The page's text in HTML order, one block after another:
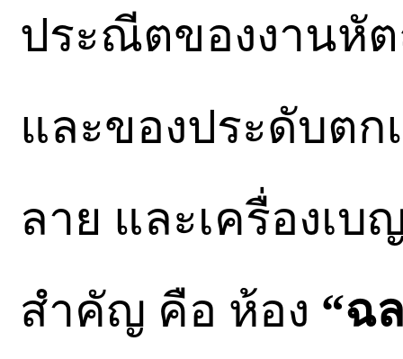
ประณีตของงานหัต
และของประดับตก
ลาย และเครื่องเ
สำคัญ คือ ห้อง “ฉ